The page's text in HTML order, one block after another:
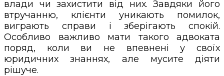
влади чи захистити від них. Завдяки його
втручанню, клієнти уникають помилок,
виграють справи і зберігають спокій.
Особливо важливо мати такого адвоката
поряд, коли ви не впевнені у своїх
юридичних знаннях, але мусите діяти
рішуче.